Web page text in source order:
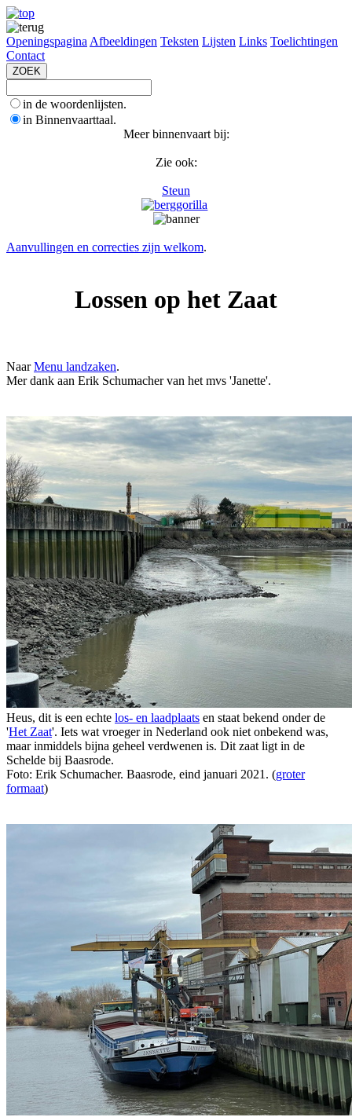
Openingspagina Afbeeldingen Teksten Lijsten Links Toelichtingen
Contact
in de woordenlijsten.
in Binnenvaarttaal.
Meer binnenvaart bij:
Zie ook:
Steun
Aanvullingen en correcties zijn welkom.
Lossen op het Zaat
NaarMenu landzaken.
Mer dank aan Erik Schumacher van het mvs 'Janette'.
Heus, dit is een echte los- en laadplaats en staat bekend onder de
'Het Zaat'. Iets wat vroeger in Nederland ook niet onbekend was,
maar inmiddels bijna geheel verdwenen is. Dit zaat ligt in de
Schelde bij Baasrode.
Foto: Erik Schumacher. Baasrode, eind januari 2021. (groter
formaat)